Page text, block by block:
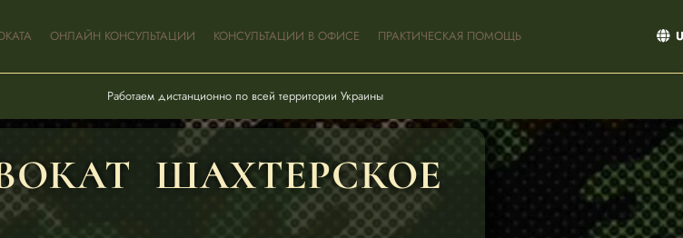
ОНЛАЙН КОНСУЛЬТАЦИИ КОНСУЛЬТАЦИИ В ОФИСЕ ПРАКТИЧЕСКАЯ ПОМОЩЬ
Работаем дистанционно по всей территории Украины
ШАХТЕРСКОЕ